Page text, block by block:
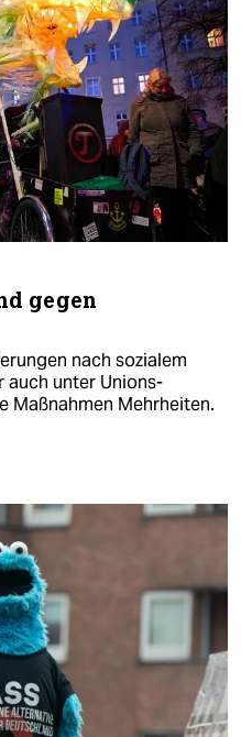
gegen
nach sozialem
auch unter Unions-
Maßnahmen Mehrheiten.